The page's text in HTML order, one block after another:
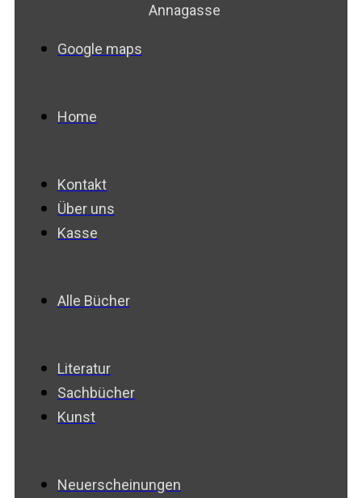
Annagasse
Google maps
Home
Kontakt
Über uns
Kasse
Alle Bücher
Literatur
Sachbücher
Kunst
Neuerscheinungen